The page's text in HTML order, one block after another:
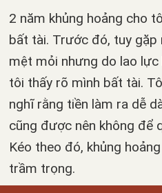
2 năm khủng hoảng cho
bất tài. Trước đó, tuy gặp
mệt mỏi nhưng do lao lực
tôi thấy rõ mình bất tài.
nghĩ rằng tiền làm ra dễ
cũng được nên không để
Kéo theo đó, khủng
trầm trọng.